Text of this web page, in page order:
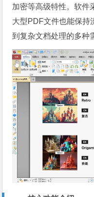
加密等高级特性。软件
大型PDF文件也能保持
到复杂文档处理的多种